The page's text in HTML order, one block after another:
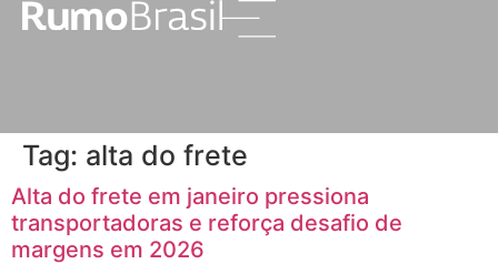
Tag: alta do frete
Alta do frete em janeiro pressiona
transportadoras e reforça desafio de
margens em 2026